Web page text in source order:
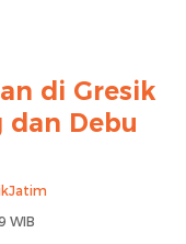
di Gresik
dan Debu
WIB